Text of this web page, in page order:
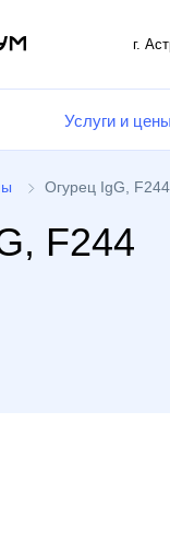
г.
Услуги и цены
Огурец IgG, F244
F244